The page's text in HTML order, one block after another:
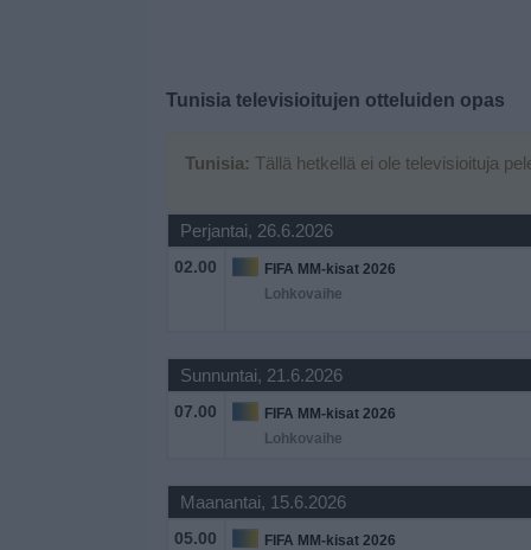
Tunisiatelevisioitujen otteluiden opas
Tunisia: Tällä hetkellä ei ole televisioituja
Perjantai, 26.6.2026
02.00
FIFA MM-kisat 2026
Lohkovaihe
Sunnuntai, 21.6.2026
07.00
FIFA MM-kisat 2026
Lohkovaihe
Maanantai, 15.6.2026
05.00
FIFA MM-kisat 2026